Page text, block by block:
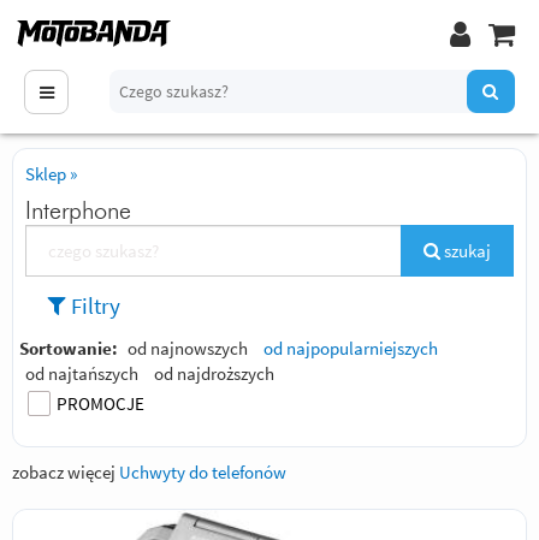
Sklep »
Interphone
szukaj
Filtry
Sortowanie: od najnowszych
od najpopularniejszych
od najtańszych
od najdroższych
PROMOCJE
zobacz więcej Uchwyty do telefonów